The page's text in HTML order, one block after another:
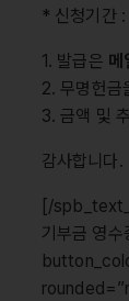
* 신청기간
1. 발급은 메
2. 무명헌금
3. 금액 및
감사합니다.
[/
기부금 영